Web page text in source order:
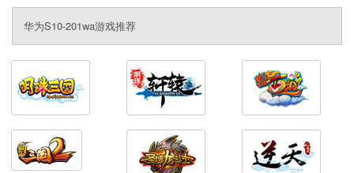
华为S10-201wa游戏推荐